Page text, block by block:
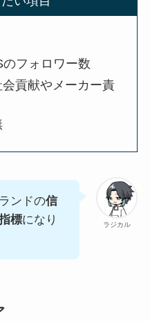
フォロワー数
貢献やメーカー責
ラジカル
ンドの信
標になり